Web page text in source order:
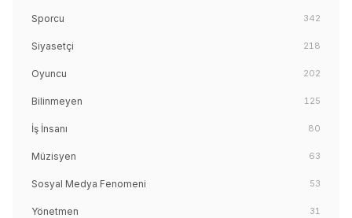
Sporcu 342
Siyasetçi 218
Oyuncu 202
Bilinmeyen 125
İş İnsanı 80
Müzisyen 63
Sosyal Medya Fenomeni 53
Yönetmen 31